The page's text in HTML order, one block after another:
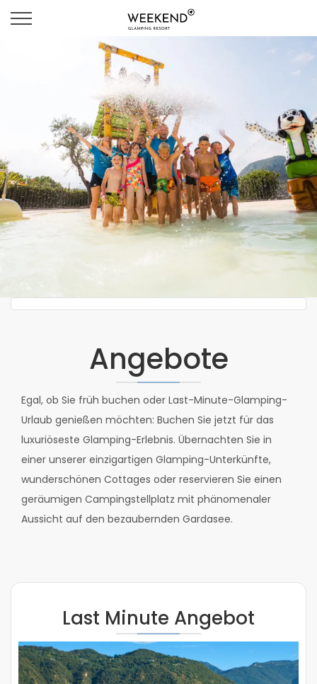
Angebote
Egal, ob Sie früh buchen oder Last-Minute-Glamping-
Urlaub genießen möchten: Buchen Sie jetzt für das
luxuriöseste Glamping-Erlebnis. Übernachten Sie in
einer unserer einzigartigen Glamping-Unterkünfte,
wunderschönen Cottages oder reservieren Sie einen
geräumigen Campingstellplatz mit phänomenaler
Aussicht auf den bezaubernden Gardasee.
Last Minute Angebot